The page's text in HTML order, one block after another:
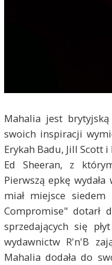
Mahalia jest
swoich inspiracji
Erykah Badu, Jill Scott
Ed Sheeran, z
Pierwszą epkę
miał miejsce
Compromise" dotarł
sprzedających się
wydawnictw R'n'B
Mahalia dodała do